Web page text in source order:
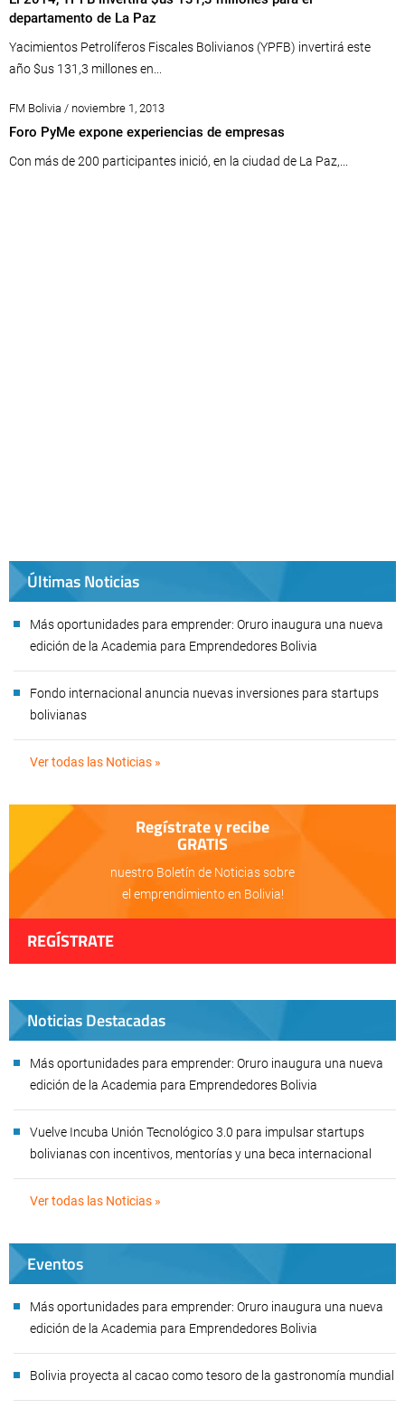
departamento de La Paz
Yacimientos Petrolíferos Fiscales Bolivianos (YPFB) invertirá este
año $us 131,3 millones en...
FM Bolivia / noviembre 1, 2013
Foro PyMe expone experiencias de empresas
Con más de 200 participantes inició, en la ciudad de La Paz,...
Últimas Noticias
Más oportunidades para emprender: Oruro inaugura una nueva
edición de la Academia para Emprendedores Bolivia
Fondo internacional anuncia nuevas inversiones para startups
bolivianas
Ver todas las Noticias »
Regístrate y recibe
GRATIS
nuestro Boletín de Noticias sobre
el emprendimiento en Bolivia!
REGÍSTRATE
Noticias Destacadas
Más oportunidades para emprender: Oruro inaugura una nueva
edición de la Academia para Emprendedores Bolivia
Vuelve Incuba Unión Tecnológico 3.0 para impulsar startups
bolivianas con incentivos, mentorías y una beca internacional
Ver todas las Noticias »
Eventos
Más oportunidades para emprender: Oruro inaugura una nueva
edición de la Academia para Emprendedores Bolivia
Bolivia proyecta al cacao como tesoro de la gastronomía mundial